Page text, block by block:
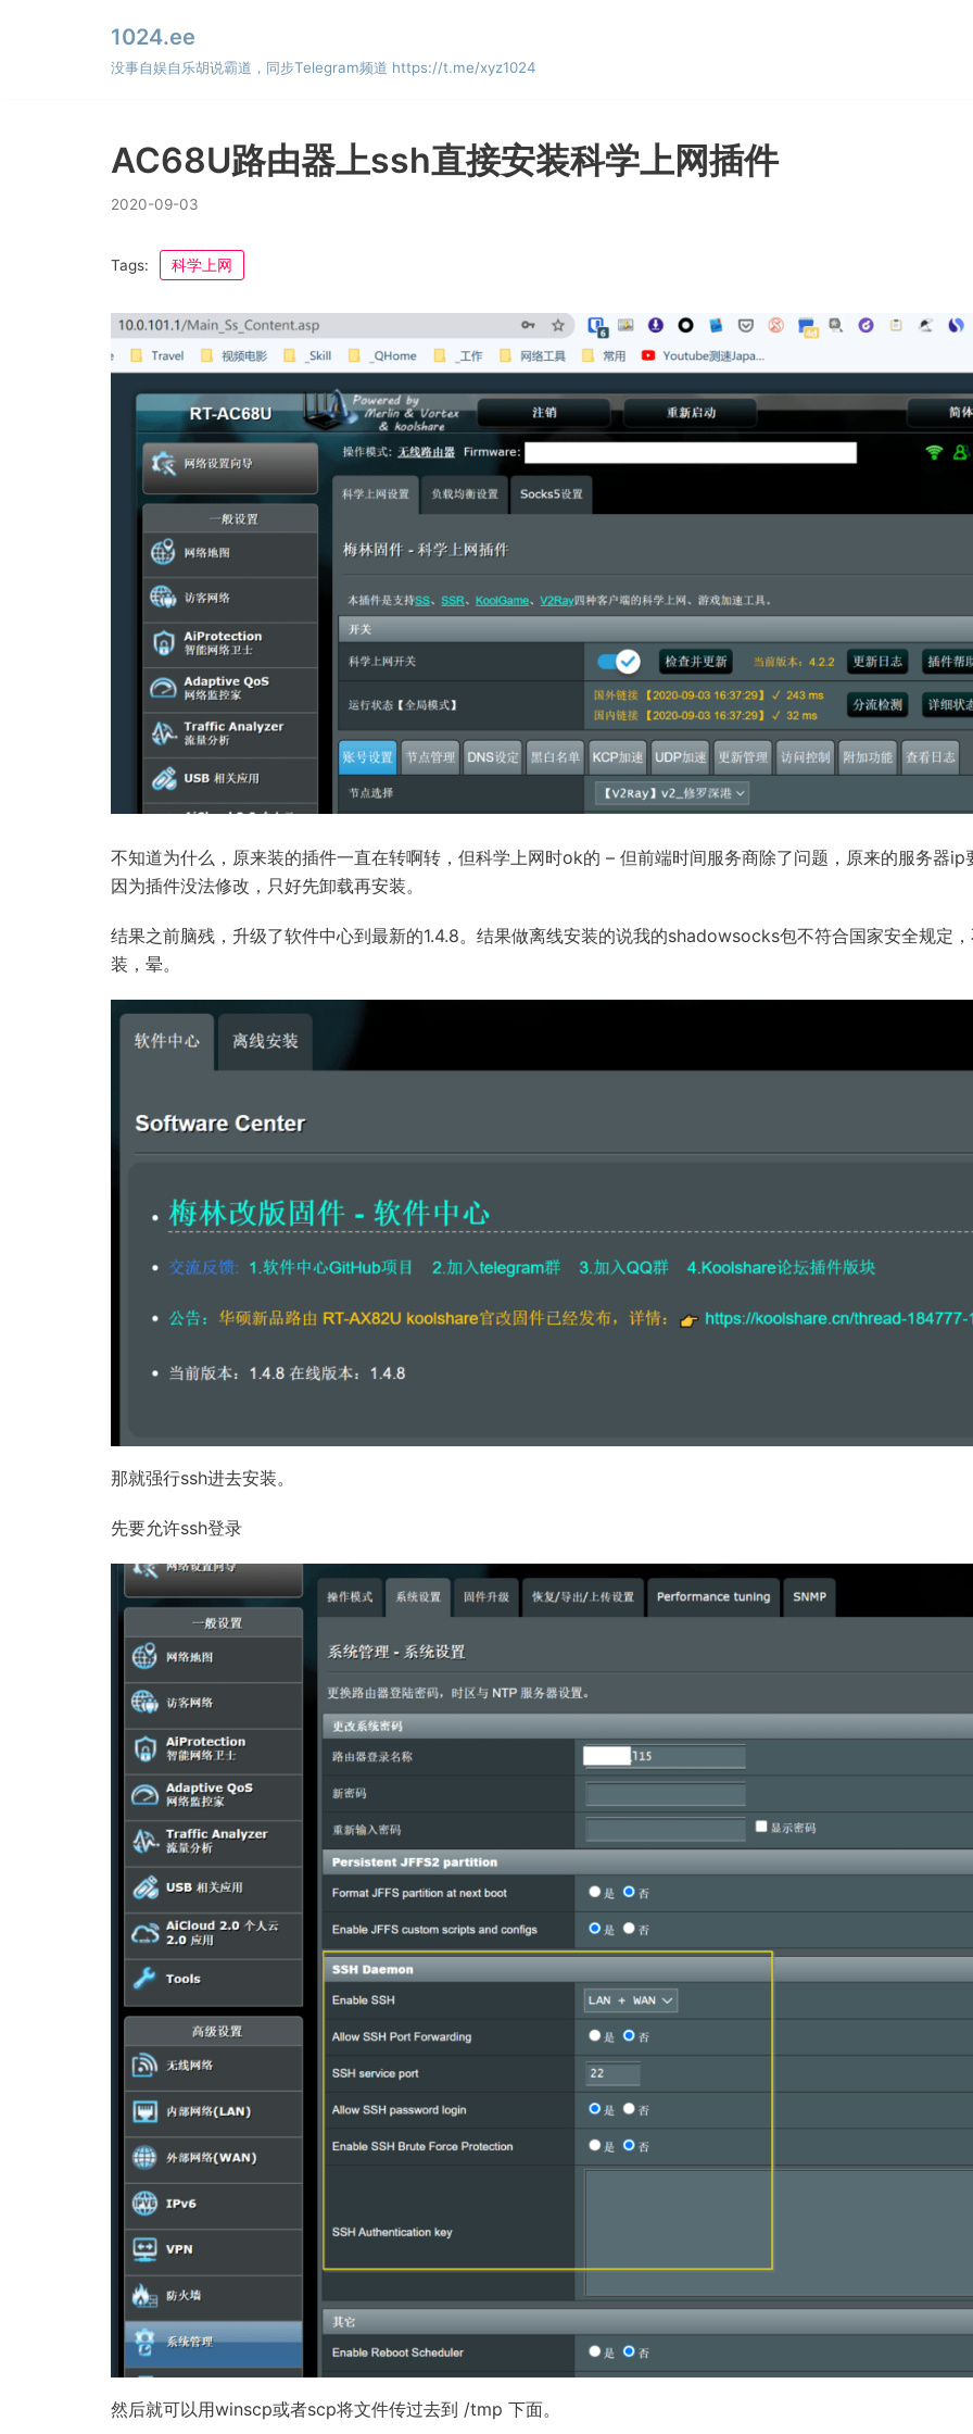
1024.ee
没事自娱自乐胡说霸道，同步Telegram频道 https://t.me/xyz1024
AC68U路由器上ssh直接安装科学上网插件
2020-09-03
Tags: 科学上网
不知道为什么，原来装的插件一直在转啊转，但科学上网时ok的 – 但前端时间服务商除了问题，原来的服务器ip
因为插件没法修改，只好先卸载再安装。
结果之前脑残，升级了软件中心到最新的1.4.8。结果做离线安装的说我的shadowsocks包不符合国家安全规定
装，晕。
那就强行ssh进去安装。
先要允许ssh登录
然后就可以用winscp或者scp将文件传过去到 /tmp 下面。